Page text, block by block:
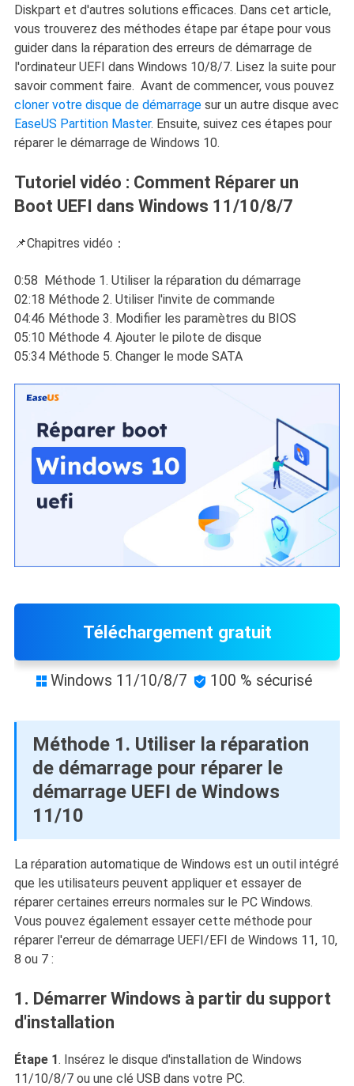
Diskpart et d'autres solutions efficaces. Dans cet article,
vous trouverez des méthodes étape par étape pour vous
guider dans la réparation des erreurs de démarrage de
l'ordinateur UEFI dans Windows 10/8/7. Lisez la suite pour
savoir comment faire. Avant de commencer, vous pouvez
cloner votre disque de démarragesur un autre disque avec
EaseUS Partition Master. Ensuite, suivez ces étapes pour
réparer le démarrage de Windows 10.
Tutoriel vidéo : Comment Réparer un
Boot UEFI dans Windows 11/10/8/7
📌Chapitres vidéo：
0:58 Méthode 1. Utiliser la réparation du démarrage
02:18 Méthode 2. Utiliser l'invite de commande
04:46 Méthode 3. Modifier les paramètres du BIOS
05:10 Méthode 4. Ajouter le pilote de disque
05:34 Méthode 5. Changer le mode SATA
Téléchargement gratuit
 Windows 11/10/8/7  100 % sécurisé
Méthode 1. Utiliser la réparation
de démarrage pour réparer le
démarrage UEFI de Windows
11/10
La réparation automatique de Windows est un outil intégré
que les utilisateurs peuvent appliquer et essayer de
réparer certaines erreurs normales sur le PC Windows.
Vous pouvez également essayer cette méthode pour
réparer l'erreur de démarrage UEFI/EFI de Windows 11, 10,
8 ou 7 :
1. Démarrer Windows à partir du support
d'installation
Étape 1. Insérez le disque d'installation de Windows
11/10/8/7 ou une clé USB dans votre PC.